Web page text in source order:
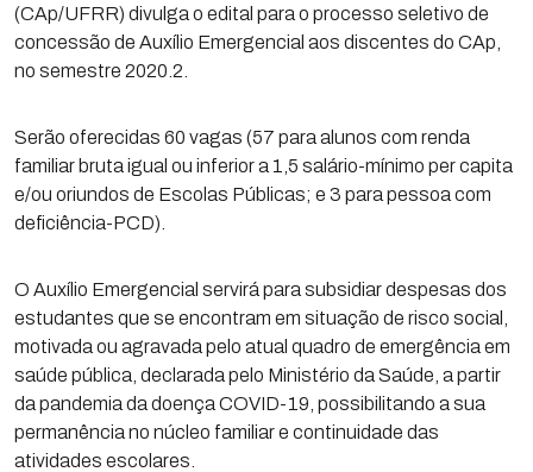
(CAp/UFRR) divulga o edital para o processo seletivo de
concessão de Auxílio Emergencial aos discentes do CAp,
no semestre 2020.2.
Serão oferecidas 60 vagas (57 para alunos com renda
familiar bruta igual ou inferior a 1,5 salário-mínimo per capita
e/ou oriundos de Escolas Públicas; e 3 para pessoa com
deficiência-PCD).
O Auxílio Emergencial servirá para subsidiar despesas dos
estudantes que se encontram em situação de risco social,
motivada ou agravada pelo atual quadro de emergência em
saúde pública, declarada pelo Ministério da Saúde, a partir
da pandemia da doença COVID-19, possibilitando a sua
permanência no núcleo familiar e continuidade das
atividades escolares.